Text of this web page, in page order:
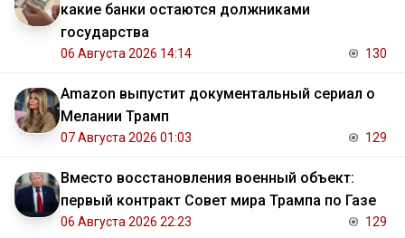
какие банки остаются должниками
государства
06 Августа 2026 14:14 130
Amazon выпустит документальный сериал о
Мелании Трамп
07 Августа 2026 01:03 129
Вместо восстановления военный объект:
первый контракт Совет мира Трампа по Газе
06 Августа 2026 22:23 129